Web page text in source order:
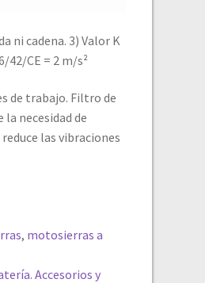
ni cadena. 3) Valor K
42/CE = 2 m/s²
de trabajo. Filtro de
necesidad de
las vibraciones
, motosierras a
Accesorios y